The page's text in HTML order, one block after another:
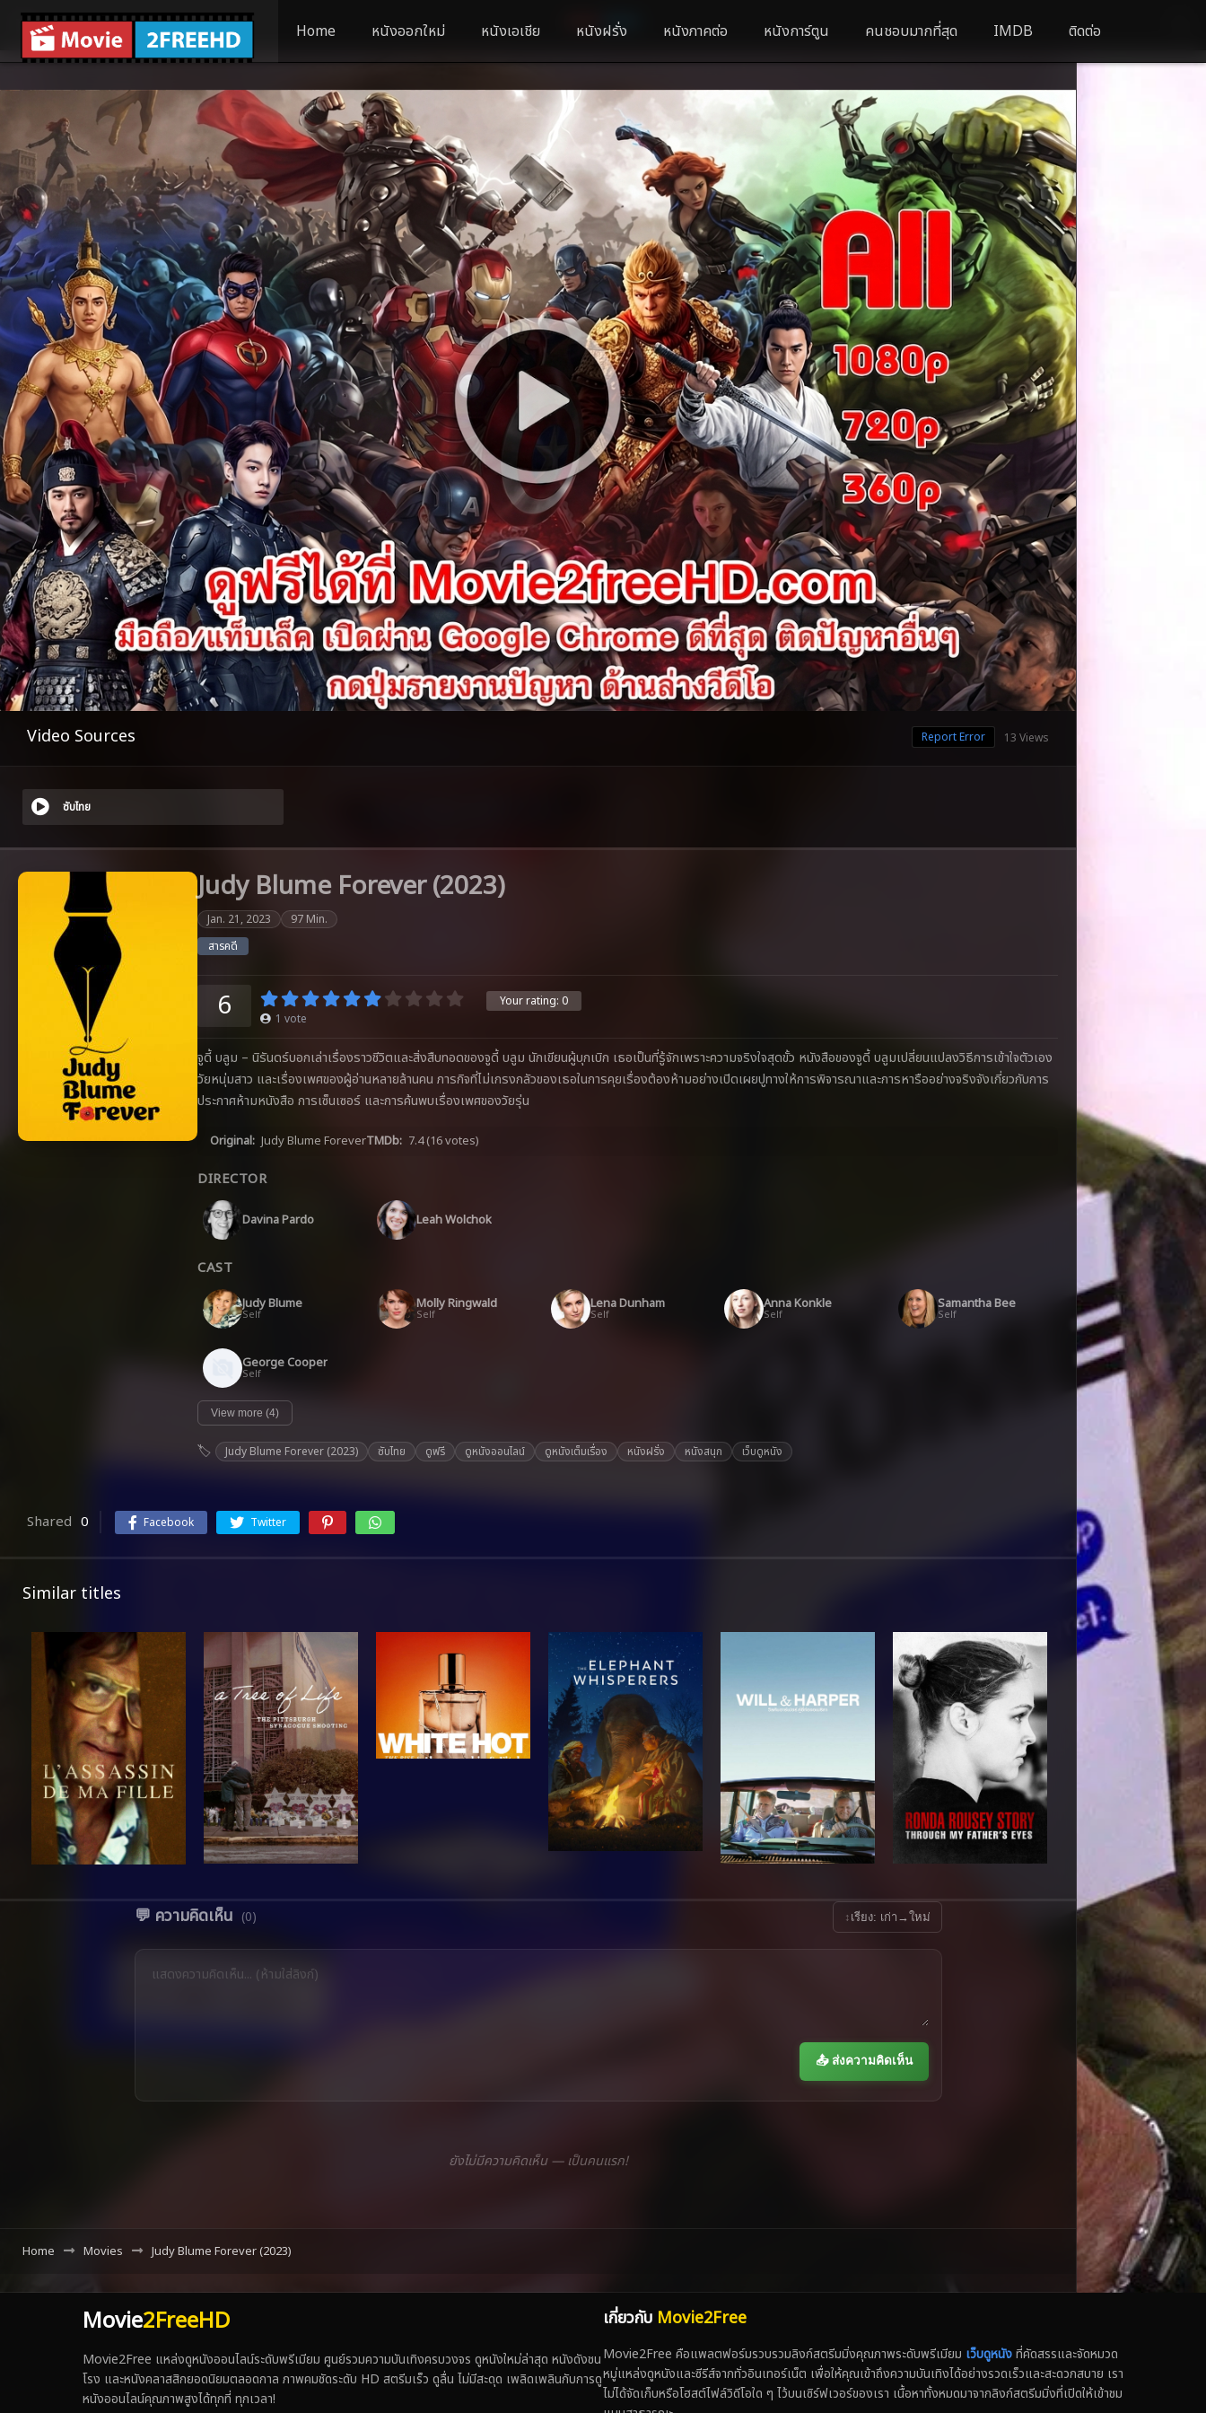
Home หนังออกใหม่ หนังเอเชีย หนังฝรั่ง หนังภาคต่อ หนังการ์ตูน คนชอบมากที่สุด IMDB ติดต่อ
Video Sources 13 Views
Report Error
ซับไทย
Judy Blume Forever (2023)
Jan. 21, 2023
97 Min.
สารคดี
Your rating: 0
6 1 vote
จูดี้ บลูม – นิรันดร์บอกเล่าเรื่องราวชีวิตและสิ่งสืบทอดของจูดี้ บลูม นักเขียนผู้บุกเบิก เธอเป็นที่รู้จักเพราะความจริงใจสุดขั้ว หนังสือของจูดี้ บลูมเปลี่ยนแปลงวิธีการเข้าใจตัวเอง
วัยหนุ่มสาว และเรื่องเพศของผู้อ่านหลายล้านคน ภารกิจที่ไม่เกรงกลัวของเธอในการคุยเรื่องต้องห้ามอย่างเปิดเผยปูทางให้การพิจารณาและการหารืออย่างจริงจังเกี่ยวกับการ
ประกาศห้ามหนังสือ การเซ็นเซอร์ และการค้นพบเรื่องเพศของวัยรุ่น
Original: Judy Blume ForeverTMDb: 7.4(16 votes)
DIRECTOR
Davina Pardo Leah Wolchok
CAST
Judy Blume
Self
Molly Ringwald
Self
Lena Dunham
Self
Anna Konkle
Self
Samantha Bee
Self
George Cooper
Self
View more (4)
Judy Blume Forever (2023) ซับไทย ดูฟรี ดูหนังออนไลน์ ดูหนังเต็มเรื่อง หนังฝรั่ง หนังสนุก เว็บดูหนัง
Shared 0 Facebook Twitter
Similar titles
💬 ความคิดเห็น (0) ↕ เรียง: เก่า→ใหม่
📤 ส่งความคิดเห็น
ยังไม่มีความคิดเห็น — เป็นคนแรก!
Home Movies Judy Blume Forever (2023)
Movie2FreeHD
Movie2Free แหล่งดูหนังออนไลน์ระดับพรีเมียม ศูนย์รวมความบันเทิงครบวงจร ดูหนังใหม่ล่าสุด หนังดังชน
โรง และหนังคลาสสิกยอดนิยมตลอดกาล ภาพคมชัดระดับ HD สตรีมเร็ว ดูลื่น ไม่มีสะดุด เพลิดเพลินกับการดู
หนังออนไลน์คุณภาพสูงได้ทุกที่ ทุกเวลา!
เกี่ยวกับ Movie2Free
Movie2Free คือแพลตฟอร์มรวบรวมลิงก์สตรีมมิ่งคุณภาพระดับพรีเมียม เว็บดูหนังที่คัดสรรและจัดหมวด
หมู่แหล่งดูหนังและซีรีส์จากทั่วอินเทอร์เน็ต เพื่อให้คุณเข้าถึงความบันเทิงได้อย่างรวดเร็วและสะดวกสบาย เรา
ไม่ได้จัดเก็บหรือโฮสต์ไฟล์วิดีโอใด ๆ ไว้บนเซิร์ฟเวอร์ของเรา เนื้อหาทั้งหมดมาจากลิงก์สตรีมมิ่งที่เปิดให้เข้าชม